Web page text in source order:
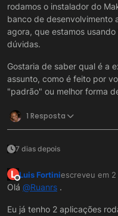
rodamos o instalador do
banco de desenvolvimento
agora, que estamos
dúvidas.
Gostaria de saber qual é a
assunto, como é feito por
"padrão" ou melhor forma
1 Resposta
7 dias depois
L
Offline
Luis Fortiniescreveu em
última edição
Olá @Ruanrs .
Eu já tenho 2 aplicações